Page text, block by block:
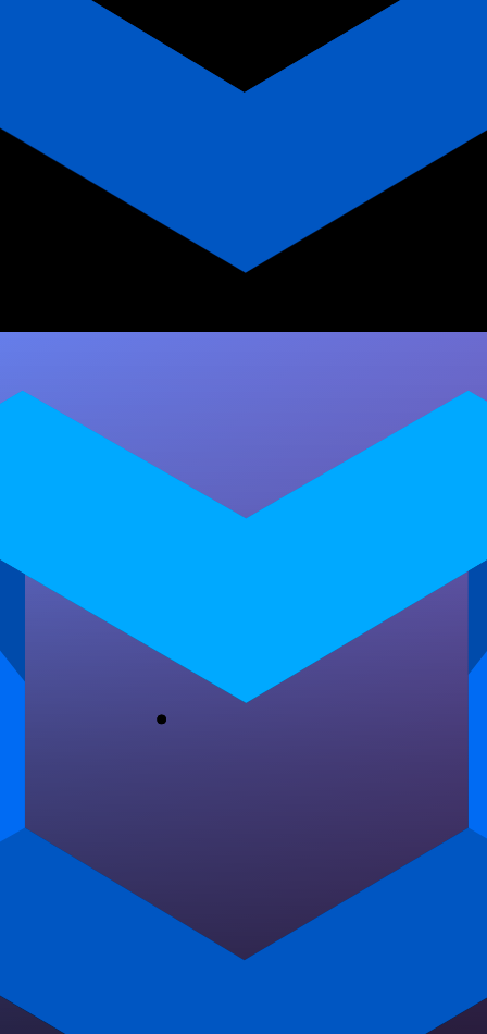
MMA: Estratégias para
Personal Trainer
Descubra como a mobilidade articular para
MMA pode transformar a performance dos
seus alunos, prevenir lesões e abrir novas